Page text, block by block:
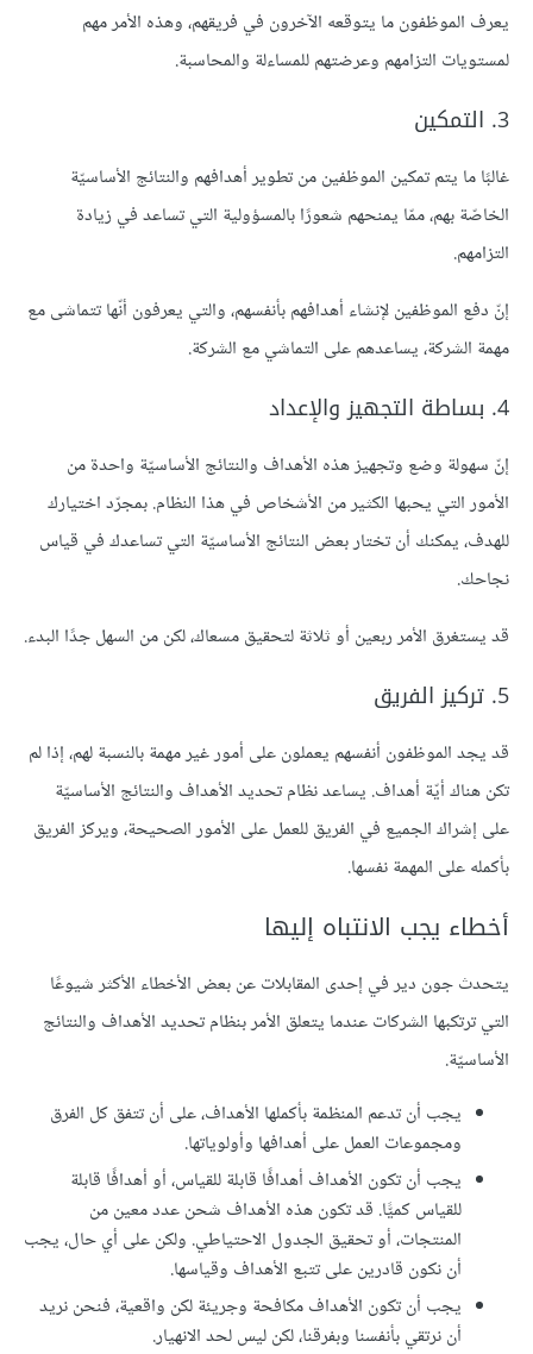
يعرف الموظفون ما يتوقعه الآخرون في فريقهم، وهذه الأمر مهم
لمستويات التزامهم وعرضتهم للمساءلة والمحاسبة.
3. التمكين
غالبًا ما يتم تمكين الموظفين من تطوير أهدافهم والنتائج الأساسيّة
الخاصّة بهم، ممّا يمنحهم شعورًا بالمسؤولية التي تساعد في زيادة
التزامهم.
إنّ دفع الموظفين لإنشاء أهدافهم بأنفسهم، والتي يعرفون أنّها تتماشى مع
مهمة الشركة، يساعدهم على التماشي مع الشركة.
4. بساطة التجهيز والإعداد
إنّ سهولة وضع وتجهيز هذه الأهداف والنتائج الأساسيّة واحدة من
الأمور التي يحبها الكثير من الأشخاص في هذا النظام. بمجرّد اختيارك
للهدف، يمكنك أن تختار بعض النتائج الأساسيّة التي تساعدك في قياس
نجاحك.
قد يستغرق الأمر ربعين أو ثلاثة لتحقيق مسعاك، لكن من السهل جدًا البدء.
5. تركيز الفريق
قد يجد الموظفون أنفسهم يعملون على أمور غير مهمة بالنسبة لهم، إذا لم
تكن هناك أيّة أهداف. يساعد نظام تحديد الأهداف والنتائج الأساسيّة
على إشراك الجميع في الفريق للعمل على الأمور الصحيحة، ويركز الفريق
بأكمله على المهمة نفسها.
أخطاء يجب الانتباه إليها
يتحدث جون دير في إحدى المقابلات عن بعض الأخطاء الأكثر شيوعًا
التي ترتكبها الشركات عندما يتعلق الأمر بنظام تحديد الأهداف والنتائج
الأساسيّة.
يجب أن تدعم المنظمة بأكملها الأهداف، على أن تتفق كل الفرق
ومجموعات العمل على أهدافها وأولوياتها.
يجب أن تكون الأهداف أهدافًا قابلة للقياس، أو أهدافًا قابلة
للقياس كميًّا. قد تكون هذه الأهداف شحن عدد معين من
المنتجات، أو تحقيق الجدول الاحتياطي. ولكن على أي حال، يجب
أن نكون قادرين على تتبع الأهداف وقياسها.
يجب أن تكون الأهداف مكافحة وجريئة لكن واقعية، فنحن نريد
أن نرتقي بأنفسنا وبفرقنا، لكن ليس لحد الانهيار.